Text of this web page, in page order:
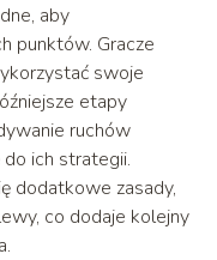
aby
punktów. Gracze
swoje
etapy
ruchów
ich strategii.
dodatkowe zasady,
co dodaje kolejny